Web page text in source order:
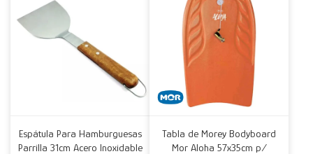
Espátula Para Hamburguesas
Parrilla 31cm Acero Inoxidable
Tabla de Morey Bodyboard
Mor Aloha 57x35cm p/